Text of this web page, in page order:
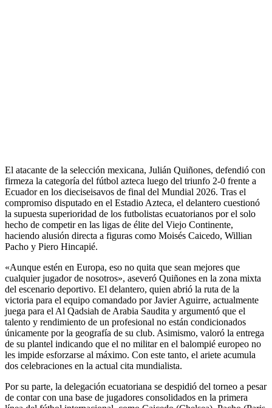
El atacante de la selección mexicana, Julián Quiñones, defendió con
firmeza la categoría del fútbol azteca luego del triunfo 2-0 frente a
Ecuador en los dieciseisavos de final del Mundial 2026. Tras el
compromiso disputado en el Estadio Azteca, el delantero cuestionó
la supuesta superioridad de los futbolistas ecuatorianos por el solo
hecho de competir en las ligas de élite del Viejo Continente,
haciendo alusión directa a figuras como Moisés Caicedo, Willian
Pacho y Piero Hincapié.
«Aunque estén en Europa, eso no quita que sean mejores que
cualquier jugador de nosotros», aseveró Quiñones en la zona mixta
del escenario deportivo. El delantero, quien abrió la ruta de la
victoria para el equipo comandado por Javier Aguirre, actualmente
juega para el Al Qadsiah de Arabia Saudita y argumentó que el
talento y rendimiento de un profesional no están condicionados
únicamente por la geografía de su club. Asimismo, valoró la entrega
de su plantel indicando que el no militar en el balompié europeo no
les impide esforzarse al máximo. Con este tanto, el ariete acumula
dos celebraciones en la actual cita mundialista.
Por su parte, la delegación ecuatoriana se despidió del torneo a pesar
de contar con una base de jugadores consolidados en la primera